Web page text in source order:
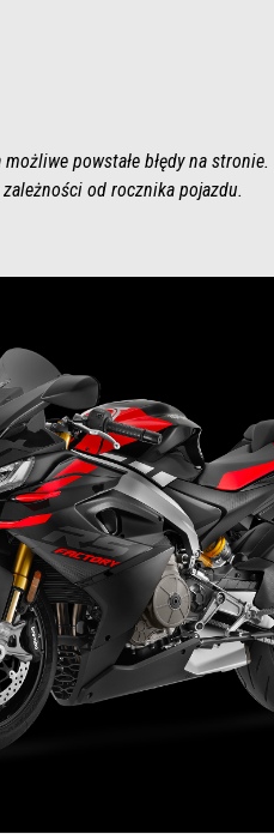
powstałe błędy na stronie.
od rocznika pojazdu.